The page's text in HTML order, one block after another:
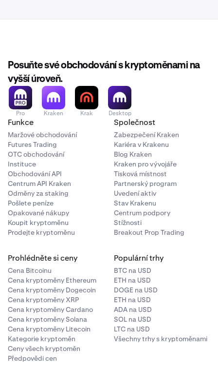
Posuňte své obchodování s kryptoměnami na
vyšší úroveň.
Pro Kraken Krak Desktop
Funkce
Maržové obchodování
Futures Trading
OTC obchodování
Instituce
Obchodování API
Centrum API Kraken
Odměny za staking
Pošlete peníze
Opakované nákupy
Koupit kryptoměnu
Prodejte kryptoměnu
Společnost
Zabezpečení Kraken
Kariéra v Krakenu
Blog Kraken
Kraken pro vývojáře
Tisková místnost
Partnerský program
Uvedení aktiv
Stav Krakenu
Centrum podpory
Stížnosti
Breakout Prop Trading
Prohlédněte si ceny
Cena Bitcoinu
Cena kryptoměny Ethereum
Cena kryptoměny Dogecoin
Cena kryptoměny XRP
Cena kryptoměny Cardano
Cena kryptoměny Solana
Cena kryptoměny Litecoin
Kategorie kryptoměn
Ceny všech kryptoměn
Předpovědi cen
Populární trhy
BTC na USD
ETH na USD
DOGE na USD
ETH na USD
ADA na USD
SOL na USD
LTC na USD
Všechny trhy s kryptoměnami